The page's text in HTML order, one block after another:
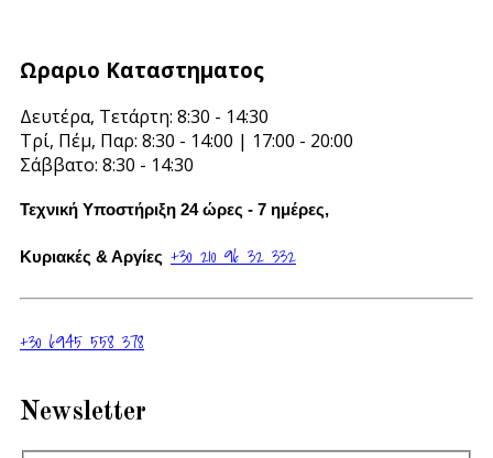
Ωραριο Καταστηματος
Δευτέρα, Τετάρτη: 8:30 - 14:30
Τρί, Πέμ, Παρ: 8:30 - 14:00 | 17:00 - 20:00
Σάββατο: 8:30 - 14:30
Τεχνική Υποστήριξη 24 ώρες - 7 ημέρες,
Κυριακές & Αργίες +30 210 96 32 332
+30 6945 558 378
Newsletter